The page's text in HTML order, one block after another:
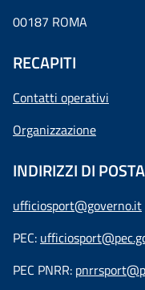
00187 ROMA
RECAPITI
Contatti operativi
Organizzazione
INDIRIZZI DI
ufficiosport@governo.it
PEC:
PEC PNRR: